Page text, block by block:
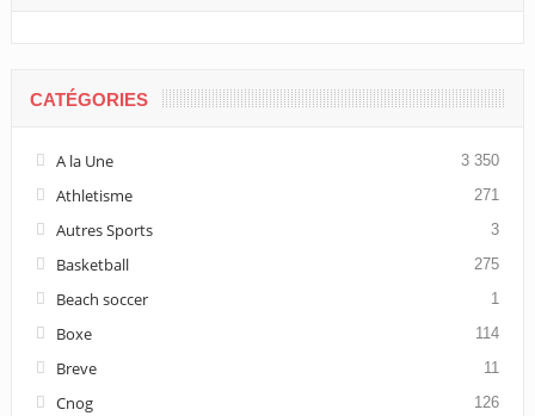
CATÉGORIES
A la Une 3 350
Athletisme 271
Autres Sports 3
Basketball 275
Beach soccer 1
Boxe 114
Breve 11
Cnog 126